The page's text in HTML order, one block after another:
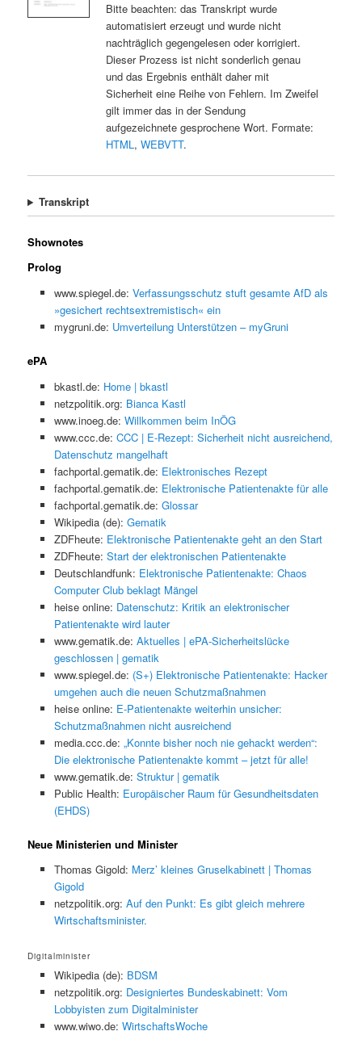
Bitte beachten: das Transkript wurde
automatisiert erzeugt und wurde nicht
nachträglich gegengelesen oder korrigiert.
Dieser Prozess ist nicht sonderlich genau
und das Ergebnis enthält daher mit
Sicherheit eine Reihe von Fehlern. Im Zweifel
gilt immer das in der Sendung
aufgezeichnete gesprochene Wort. Formate:
HTML, WEBVTT.
Transkript
Shownotes
Prolog
www.spiegel.de: Verfassungsschutz stuft gesamte AfD als
»gesichert rechtsextremistisch« ein
mygruni.de: Umverteilung Unterstützen – myGruni
ePA
bkastl.de: Home | bkastl
netzpolitik.org: Bianca Kastl
www.inoeg.de: Willkommen beim InÖG
www.ccc.de: CCC | E-Rezept: Sicherheit nicht ausreichend,
Datenschutz mangelhaft
fachportal.gematik.de: Elektronisches Rezept
fachportal.gematik.de: Elektronische Patientenakte für alle
fachportal.gematik.de: Glossar
Wikipedia (de): Gematik
ZDFheute: Elektronische Patientenakte geht an den Start
ZDFheute: Start der elektronischen Patientenakte
Deutschlandfunk: Elektronische Patientenakte: Chaos
Computer Club beklagt Mängel
heise online: Datenschutz: Kritik an elektronischer
Patientenakte wird lauter
www.gematik.de: Aktuelles | ePA-Sicherheitslücke
geschlossen | gematik
www.spiegel.de: (S+) Elektronische Patientenakte: Hacker
umgehen auch die neuen Schutzmaßnahmen
heise online: E-Patientenakte weiterhin unsicher:
Schutzmaßnahmen nicht ausreichend
media.ccc.de: „Konnte bisher noch nie gehackt werden“:
Die elektronische Patientenakte kommt – jetzt für alle!
www.gematik.de: Struktur | gematik
Public Health: Europäischer Raum für Gesundheitsdaten
(EHDS)
Neue Ministerien und Minister
Thomas Gigold: Merz’ kleines Gruselkabinett | Thomas
Gigold
netzpolitik.org: Auf den Punkt: Es gibt gleich mehrere
Wirtschaftsminister.
Digitalminister
Wikipedia (de): BDSM
netzpolitik.org: Designiertes Bundeskabinett: Vom
Lobbyisten zum Digitalminister
www.wiwo.de: WirtschaftsWoche